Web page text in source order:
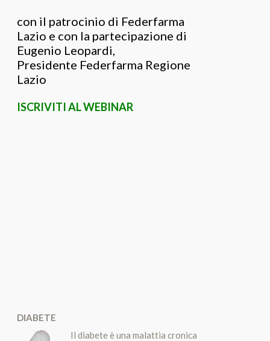
con il patrocinio di Federfarma
Lazio e con la partecipazione di
Eugenio Leopardi,
Presidente Federfarma Regione
Lazio
ISCRIVITI AL WEBINAR
DIABETE
Il diabete è una malattia cronica